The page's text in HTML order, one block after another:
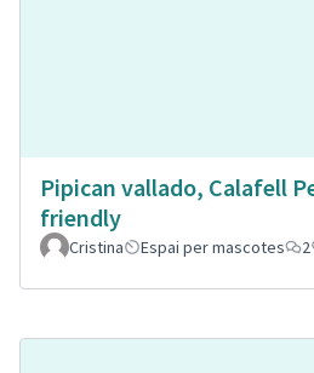
Pipican vallado, Calafell
friendly
Cristina
Espai per mascotes 2